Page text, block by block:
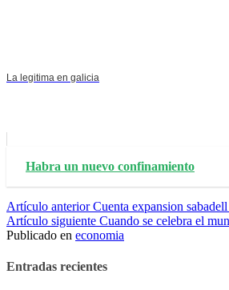
La legitima en galicia
Habra un nuevo confinamiento
Seguir
leyendo
Artículo anteriorCuenta expansion
Artículo siguiente Cuando se celebra el
Publicado en economia
Entradas recientes